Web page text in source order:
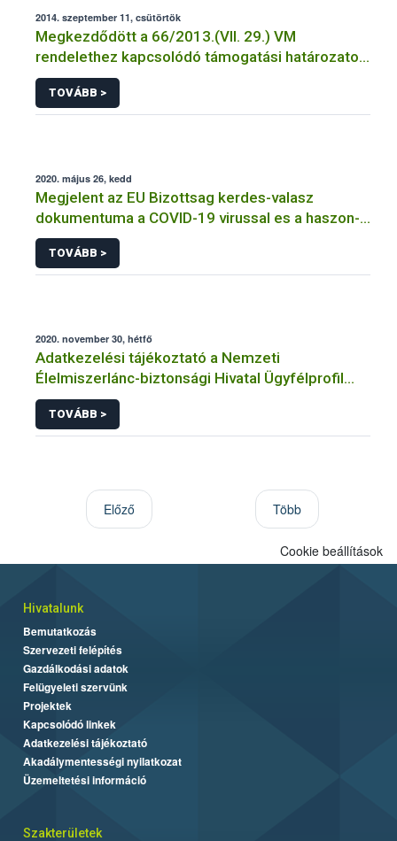
2014. szeptember 11, csütörtök
Megkezdődött a 66/2013.(VII. 29.) VM
rendelethez kapcsolódó támogatási határozatok
postázása.
TOVÁBB >
2020. május 26, kedd
Megjelent az EU Bizottsag kerdes-valasz
dokumentuma a COVID-19 virussal es a haszon-
es hazi allatokkal kapcsolatban
TOVÁBB >
2020. november 30, hétfő
Adatkezelési tájékoztató a Nemzeti
Élelmiszerlánc-biztonsági Hivatal Ügyfélprofil
Rendszerben állattenyésztés témakörben
intézhető közhatalmi eljárásaihoz kapcsolódó
adatkezeléséhez
TOVÁBB >
Előző Több
Cookie beállítások
Hivatalunk
Bemutatkozás
Szervezeti felépítés
Gazdálkodási adatok
Felügyeleti szervünk
Projektek
Kapcsolódó linkek
Adatkezelési tájékoztató
Akadálymentességi nyilatkozat
Üzemeltetési információ
Szakterületek